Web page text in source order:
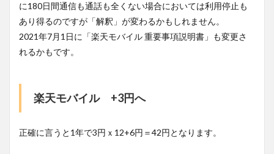
に180日間通信も通話も全くない場合においては利用停止も
あり得るのですが「解釈」が変わるかもしれません。
2021年7月1日に「楽天モバイル 重要事項説明書」も変更さ
れるかもです。
楽天モバイル +3円へ
正確に言うと1年で3円ｘ12+6円＝42円となります。